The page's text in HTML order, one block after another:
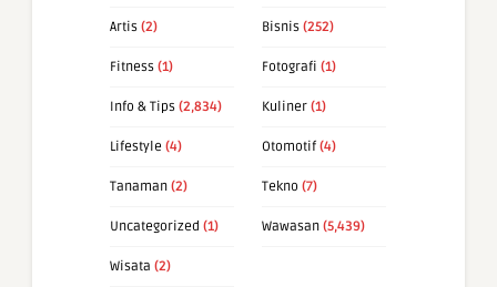
Artis (2) Bisnis (252)
Fitness (1) Fotografi (1)
Info & Tips (2,834) Kuliner (1)
Lifestyle (4) Otomotif (4)
Tanaman (2) Tekno (7)
Uncategorized (1) Wawasan (5,439)
Wisata (2)